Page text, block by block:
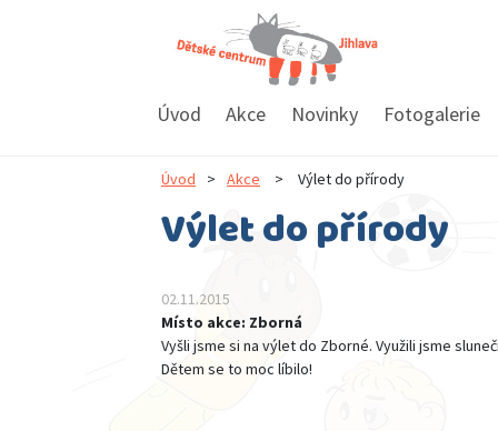
Úvod Akce Novinky Fotogalerie
Úvod > Akce > Výlet do přírody
Výlet do přírody
02.11.2015
Místo akce: Zborná
Vyšli jsme si na výlet do Zborné. Využili jsme
Dětem se to moc líbilo!